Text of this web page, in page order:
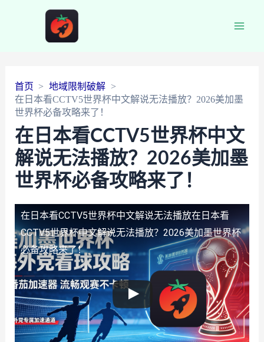
首页
地域限制破解
在日本看CCTV5世界杯中文解说无法播放？2026美加墨
世界杯必备攻略来了！
在日本看CCTV5世界杯中文
解说无法播放？2026美加墨
世界杯必备攻略来了！
在日本看CCTV5世界杯中文解说无法播放在日本看
CCTV5世界杯中文解说无法播放？2026美加墨世界杯
必备攻略来了！